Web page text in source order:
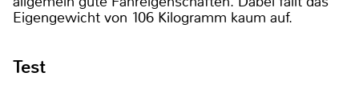
Eigengewicht von 106 Kilogramm kaum auf.
Test